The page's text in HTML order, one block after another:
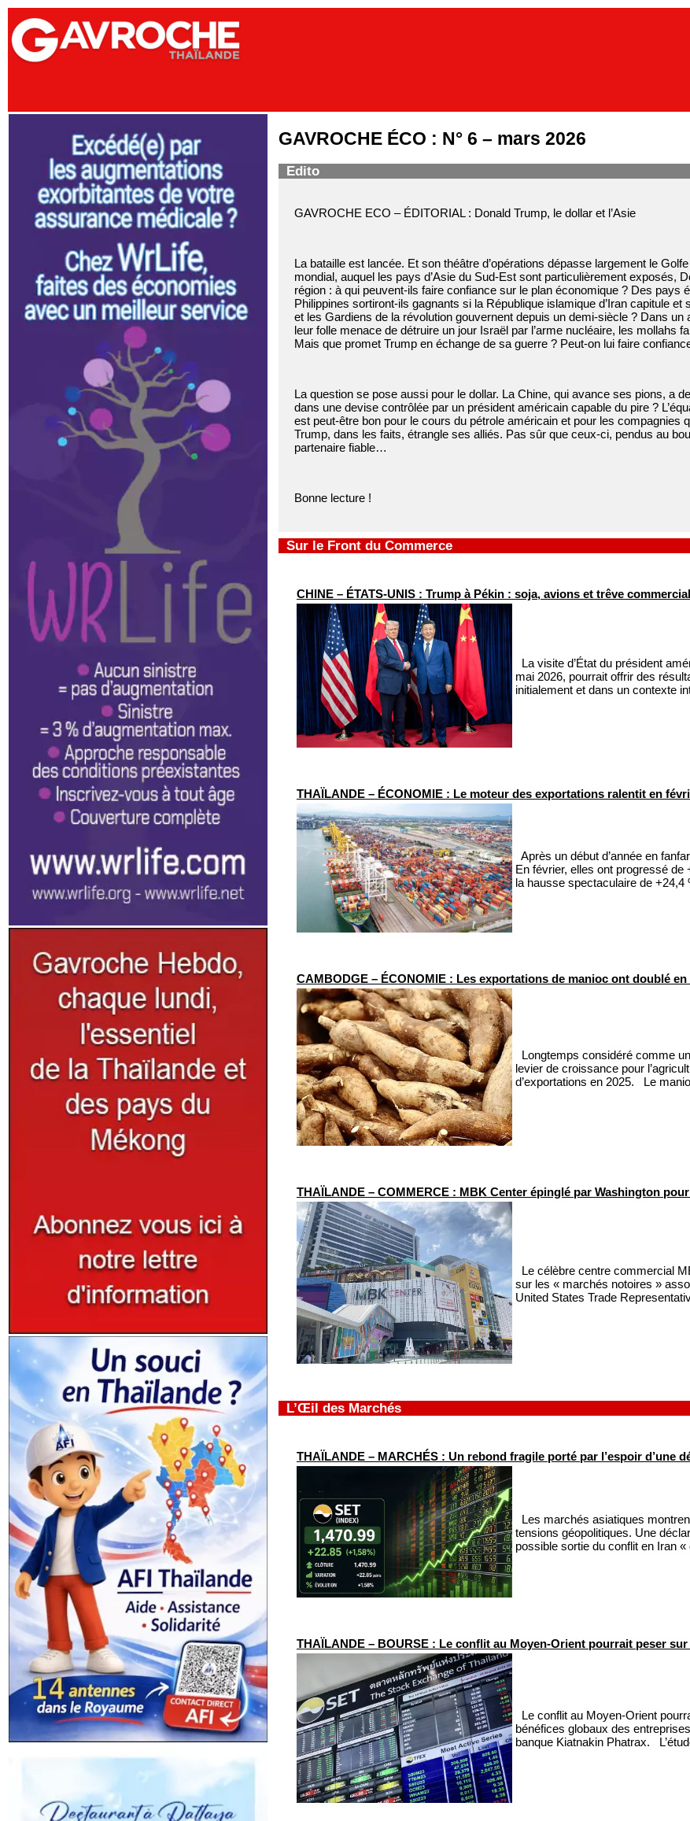
GAVROCHE ÉCO : N° 6 – mars 2026
Edito
GAVROCHE ECO – ÉDITORIAL : Donald Trump, le dollar et l’Asie
La bataille est lancée. Et son théâtre d’opérations dépasse largement le
mondial, auquel les pays d’Asie du Sud-Est sont particulièrement exposés,
région : à qui peuvent-ils faire confiance sur le plan économique ? Des pays
Philippines sortiront-ils gagnants si la République islamique d’Iran capitule
et les Gardiens de la révolution gouvernent depuis un demi-siècle ? Dans
leur folle menace de détruire un jour Israël par l’arme nucléaire, les mollahs
Mais que promet Trump en échange de sa guerre ? Peut-on lui faire
La question se pose aussi pour le dollar. La Chine, qui avance ses pions, a
dans une devise contrôlée par un président américain capable du pire ?
est peut-être bon pour le cours du pétrole américain et pour les compagnies
Trump, dans les faits, étrangle ses alliés. Pas sûr que ceux-ci, pendus au
partenaire fiable…
Bonne lecture !
Sur le Front du Commerce
CHINE – ÉTATS-UNIS : Trump à Pékin : soja, avions et trêve
La visite d’État du président
mai 2026, pourrait offrir des
initialement et dans un contexte
THAÏLANDE – ÉCONOMIE : Le moteur des exportations ralentit en
Après un début d’année en
En février, elles ont progressé de
la hausse spectaculaire de
CAMBODGE – ÉCONOMIE : Les exportations de manioc ont doublé
Longtemps considéré comme
levier de croissance pour
d’exportations en 2025. Le
THAÏLANDE – COMMERCE : MBK Center épinglé par Washington
Le célèbre centre commercial
sur les « marchés notoires »
United States Trade
L’Œil des Marchés
THAÏLANDE – MARCHÉS : Un rebond fragile porté par l’espoir d’une
Les marchés asiatiques
tensions géopolitiques. Une
possible sortie du conflit en Iran
THAÏLANDE – BOURSE : Le conflit au Moyen-Orient pourrait peser
Le conflit au Moyen-Orient
bénéfices globaux des
banque Kiatnakin Phatrax.